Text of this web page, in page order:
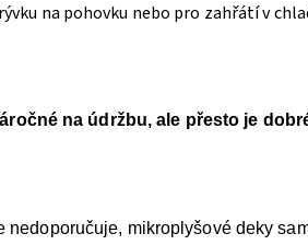
na pohovku nebo pro zahřátí v
na údržbu, ale přesto je
nedoporučuje, mikroplyšové deky